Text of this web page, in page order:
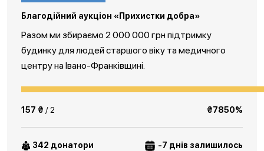
Благодійний аукціон «Прихистки добра»
Разом ми збираємо 2 000 000 грн підтримку
будинку для людей старшого віку та медичного
центру на Івано-Франківщині.
157 ₴ / 2 ₴7850%
342 донатори -7 днів залишилось